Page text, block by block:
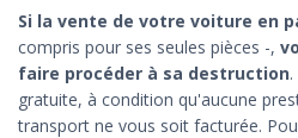
Si la vente de votre voiture en
compris pour ses seules pièces -,
faire procéder à sa destruction
gratuite, à condition qu'aucune
transport ne vous soit facturée.